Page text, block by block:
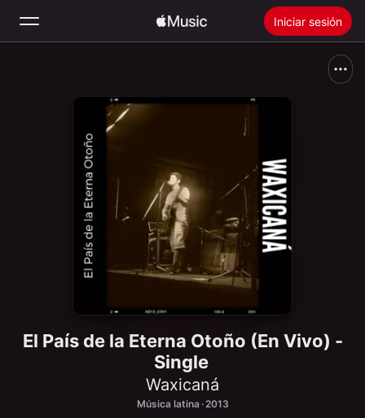
Iniciar sesión
Novedades
Instalar Apple Music
El País de la Eterna Otoño (En Vivo) -
Single
Waxicaná
Música latina · 2013